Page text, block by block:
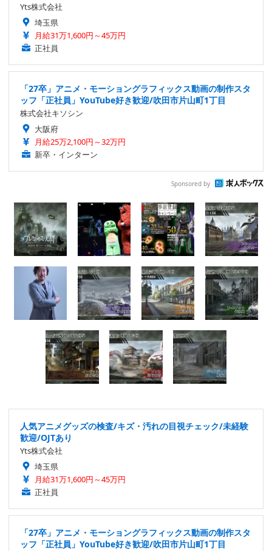
Yts株式会社
埼玉県
月給31万1,600円～45万円
正社員
「27卒」アニメ・モーショングラフィックス動画の制作スタ
ッフ「正社員」YouTube好き歓迎/吹田市片山町1丁目
株式会社キソシン
大阪府
月給25万2,100円～32万円
新卒・インターン
Sponsored by
人気アニメグッズの検査/キズ・汚れの目視チェック/未経験
歓迎/OJTあり
Yts株式会社
埼玉県
月給31万1,600円～45万円
正社員
「27卒」アニメ・モーショングラフィックス動画の制作スタ
ッフ「正社員」YouTube好き歓迎/吹田市片山町1丁目